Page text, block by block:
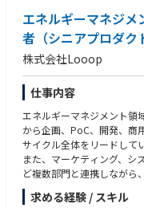
・日本、世界に留まらな
て取り組むことができる
これから成長し、そして世
ィ領域でのプロダクト開発
在しない「あたりまえ」を
また、職務遂行にあたって
■ポジションの魅力・やり
・社会的意義のある業務：
炭素社会の実現やエネルギ
・先進的で創造的な業務：
り、技術革新の最前線で、
です。
・グローバルな活躍の機会
緒に仕事ができます。また
通じ、国際的なプロジェク
できます。
■ZettaJoule株式会社（日本
エネルギーマネジメ
者（シニアプロダク
株式会社Looop
仕事内容
エネルギーマネジメント領
から企画、PoC、開発、商
サイクル全体をリードして
また、マーケティング、シ
ど複数部門と連携しながら
だきます。
求める経験 / スキル